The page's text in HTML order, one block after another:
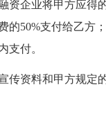
资企业将甲方应得
的50%支付给乙方
支付。
传资料和甲方规定